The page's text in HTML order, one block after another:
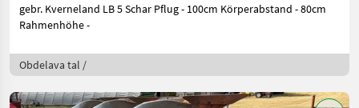
gebr. Kverneland LB 5 Schar Pflug - 100cm Körperabstand - 80cm
Rahmenhöhe -
Obdelava tal /